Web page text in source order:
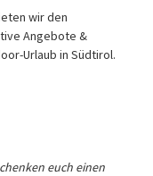
wir den
Angebote &
Urlaub in Südtirol.
euch einen